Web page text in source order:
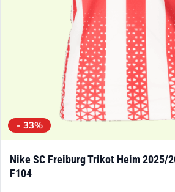
Produktseite
- 33%
Nike SC Freiburg Trikot Heim 2025/
F104